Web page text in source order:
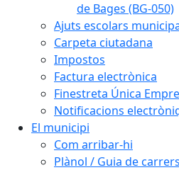
de Bages (BG-050)
Ajuts escolars
Carpeta ciutadana
Impostos
Factura electrònica
Finestreta Única
Notificacions
El municipi
Com arribar-hi
Plànol / Guia de carrers